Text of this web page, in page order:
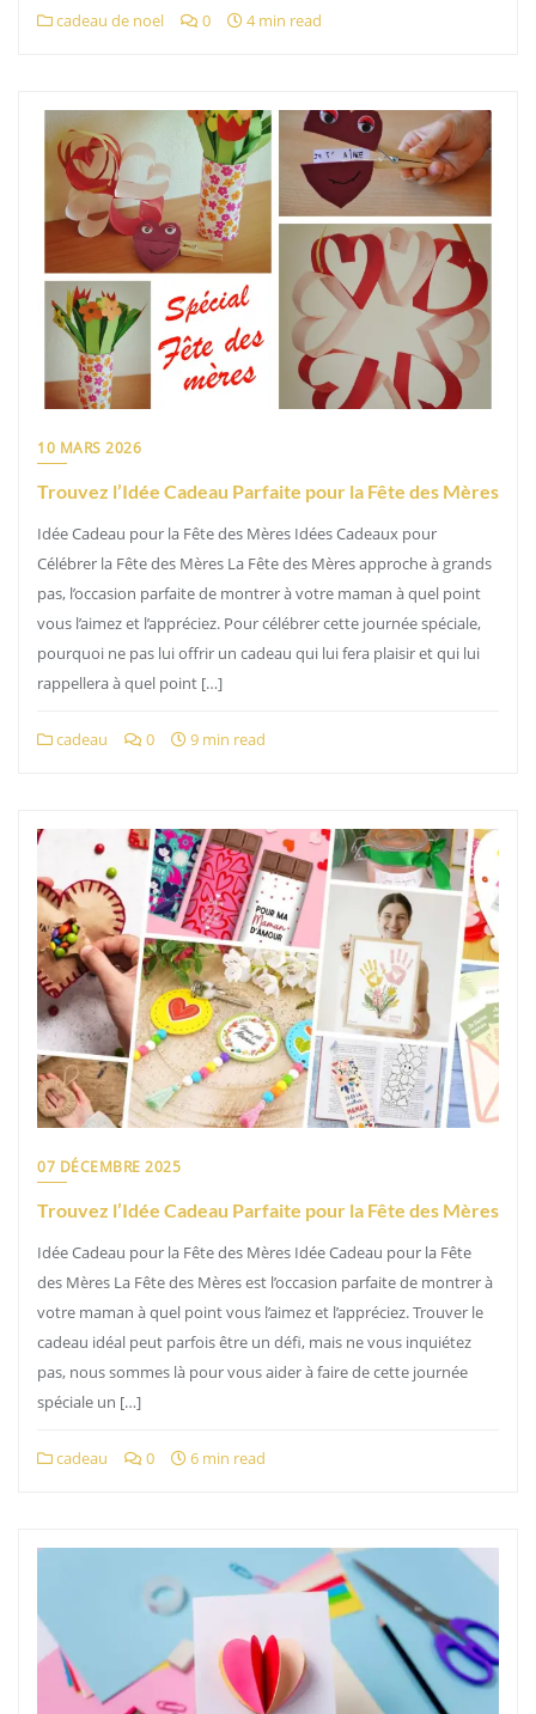
cadeau de noel 0 4 min read
10 MARS 2026
Trouvez l’Idée Cadeau Parfaite pour la Fête des Mères
Idée Cadeau pour la Fête des Mères Idées Cadeaux pour
Célébrer la Fête des Mères La Fête des Mères approche à grands
pas, l’occasion parfaite de montrer à votre maman à quel point
vous l’aimez et l’appréciez. Pour célébrer cette journée spéciale,
pourquoi ne pas lui offrir un cadeau qui lui fera plaisir et qui lui
rappellera à quel point […]
cadeau 0 9 min read
07 DÉCEMBRE 2025
Trouvez l’Idée Cadeau Parfaite pour la Fête des Mères
Idée Cadeau pour la Fête des Mères Idée Cadeau pour la Fête
des Mères La Fête des Mères est l’occasion parfaite de montrer à
votre maman à quel point vous l’aimez et l’appréciez. Trouver le
cadeau idéal peut parfois être un défi, mais ne vous inquiétez
pas, nous sommes là pour vous aider à faire de cette journée
spéciale un […]
cadeau 0 6 min read